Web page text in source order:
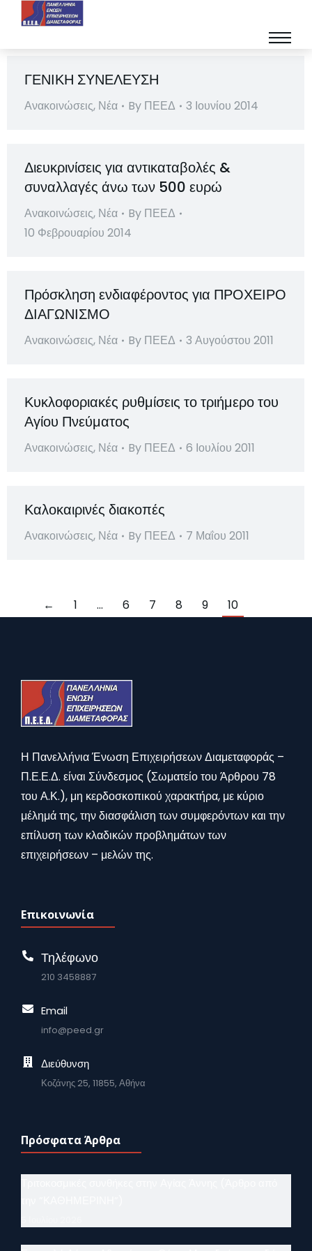
ΓΕΝΙΚΗ ΣΥΝΕΛΕΥΣΗ
Ανακοινώσεις, Νέα By ΠΕΕΔ 3 Ιουνίου 2014
Διευκρινίσεις για αντικαταβολές &
συναλλαγές άνω των 500 ευρώ
Ανακοινώσεις, Νέα By ΠΕΕΔ
10 Φεβρουαρίου 2014
Πρόσκληση ενδιαφέροντος για ΠΡΟΧΕΙΡΟ
ΔΙΑΓΩΝΙΣΜΟ
Ανακοινώσεις, Νέα By ΠΕΕΔ 3 Αυγούστου 2011
Κυκλοφοριακές ρυθμίσεις το τριήμερο του
Αγίου Πνεύματος
Ανακοινώσεις, Νέα By ΠΕΕΔ 6 Ιουλίου 2011
Καλοκαιρινές διακοπές
Ανακοινώσεις, Νέα By ΠΕΕΔ 7 Μαΐου 2011
← 1 … 6 7 8 9 10
Η Πανελλήνια Ένωση Επιχειρήσεων Διαμεταφοράς –
Π.Ε.Ε.Δ. είναι Σύνδεσμος (Σωματείο του Άρθρου 78
του Α.Κ.), μη κερδοσκοπικού χαρακτήρα, με κύριο
μέλημά της, την διασφάλιση των συμφερόντων και την
επίλυση των κλαδικών προβλημάτων των
επιχειρήσεων – μελών της.
Επικοινωνία
Τηλέφωνο
210 3458887
Email
info@peed.gr
Διεύθυνση
Κοζάνης 25, 11855, Αθήνα
Πρόσφατα Άρθρα